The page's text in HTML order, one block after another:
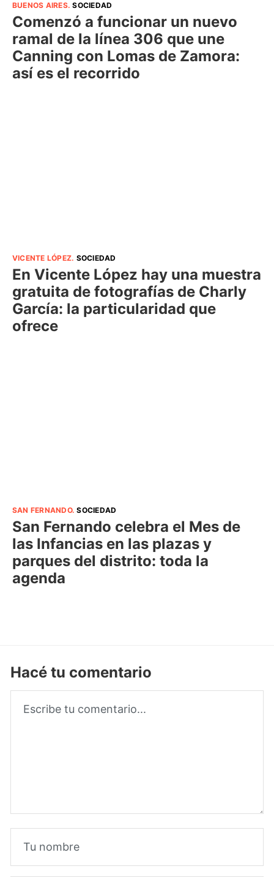
BUENOS AIRES.SOCIEDAD
Comenzó a funcionar un nuevo
ramal de la línea 306 que une
Canning con Lomas de Zamora:
así es el recorrido
VICENTE LÓPEZ. SOCIEDAD
En Vicente López hay una muestra
gratuita de fotografías de Charly
García: la particularidad que
ofrece
SAN FERNANDO.SOCIEDAD
San Fernando celebra el Mes de
las Infancias en las plazas y
parques del distrito: toda la
agenda
Hacé tu comentario